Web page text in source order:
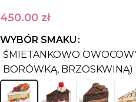
450.00 zł
WYBÓR SMAKU
ŚMIETANKOWO
BORÓWKĄ, BRZOSKWINĄ)